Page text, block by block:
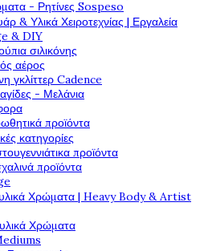
- Ρητίνες Sospeso
& Υλικά Χειροτεχνίας | Εργαλεία
& DIY
σιλικόνης
αέρος
γκλίττερ Cadence
- Μελάνια
προϊόντα
κατηγορίες
προϊόντα
προϊόντα
Χρώματα | Heavy Body & Artist
Χρώματα